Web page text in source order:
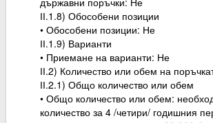
ІІ.1.8) Обособени позиции
• Обособени позиции: Не
ІІ.1.9) Варианти
• Приемане на варианти: Не
ІІ.2) Количество или обем на
ІІ.2.1) Общо количество или обем
• Общо количество или обем:
количество за 4 /четири/ годишния